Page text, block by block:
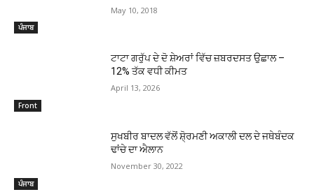
ਪੰਜਾਬ
May 10, 2018
Front
ਟਾਟਾ ਗਰੁੱਪ ਦੇ ਦੋ ਸ਼ੇਅਰਾਂ ਵਿੱਚ ਜ਼ਬਰਦਸਤ ਉਛਾਲ –
12% ਤੱਕ ਵਧੀ ਕੀਮਤ
April 13, 2026
ਪੰਜਾਬ
ਸੁਖਬੀਰ ਬਾਦਲ ਵੱਲੋਂ ਸ਼ੋ੍ਰਮਣੀ ਅਕਾਲੀ ਦਲ ਦੇ ਜਥੇਬੰਦਕ
ਢਾਂਚੇ ਦਾ ਐਲਾਨ
November 30, 2022